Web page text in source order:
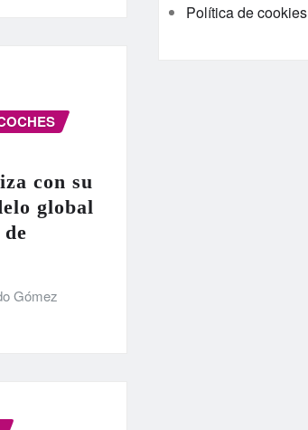
con su
global
Gómez
Política de cookies